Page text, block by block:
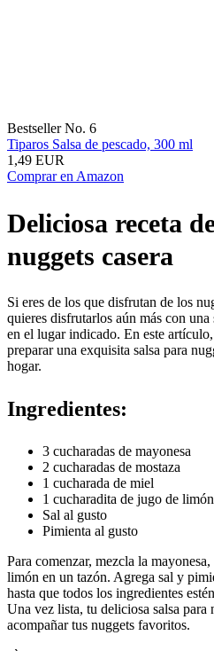
Bestseller No. 6
Tiparos Salsa de pescado, 300 ml
1,49 EUR
Comprar en Amazon
Deliciosa receta
nuggets casera
Si eres de los que disfrutan de los
quieres disfrutarlos aún más con una
en el lugar indicado. En este
preparar una exquisita salsa para
hogar.
Ingredientes:
3 cucharadas de mayonesa
2 cucharadas de mostaza
1 cucharada de miel
1 cucharadita de jugo de limón
Sal al gusto
Pimienta al gusto
Para comenzar, mezcla la
limón en un tazón. Agrega sal y
hasta que todos los ingredientes
Una vez lista, tu deliciosa salsa para
acompañar tus nuggets favoritos.